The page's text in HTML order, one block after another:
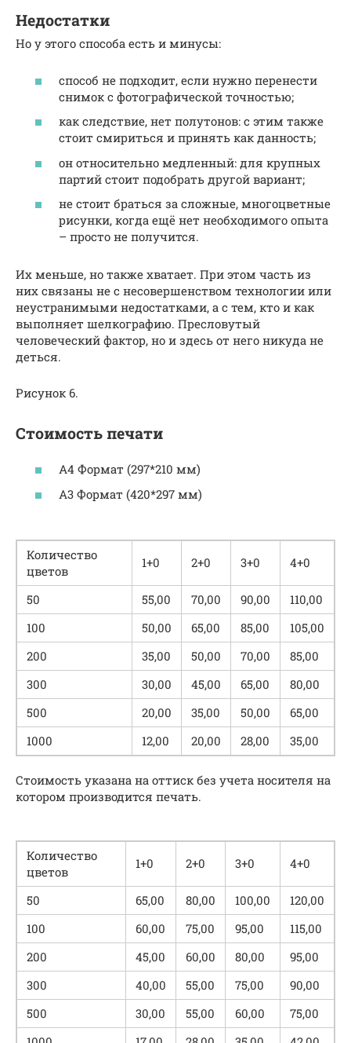
Недостатки
Но у этого способа есть и минусы:
способ не подходит, если нужно перенести
снимок с фотографической точностью;
как следствие, нет полутонов: с этим также
стоит смириться и принять как данность;
он относительно медленный: для крупных
партий стоит подобрать другой вариант;
не стоит браться за сложные, многоцветные
рисунки, когда ещё нет необходимого опыта
– просто не получится.
Их меньше, но также хватает. При этом часть из
них связаны не с несовершенством технологии или
неустранимыми недостатками, а с тем, кто и как
выполняет шелкографию. Пресловутый
человеческий фактор, но и здесь от него никуда не
деться.
Рисунок 6.
Стоимость печати
A4 Формат (297*210 мм)
A3 Формат (420*297 мм)
Количество
цветов
1+0 2+0 3+0 4+0
50 55,00 70,00 90,00
110,00
100
50,00 65,00 85,00
105,00
200
35,00 50,00 70,00
85,00
300
30,00 45,00 65,00
80,00
500
20,00 35,00 50,00
65,00
1000
12,00 20,00 28,00 35,00
Стоимость указана на оттиск без учета носителя на
котором производится печать.
Количество
цветов
1+0 2+0 3+0 4+0
50 65,00 80,00 100,00
120,00
100
60,00 75,00 95,00
115,00
200
45,00 60,00 80,00
95,00
300
40,00 55,00 75,00
90,00
500
30,00 55,00 60,00
75,00